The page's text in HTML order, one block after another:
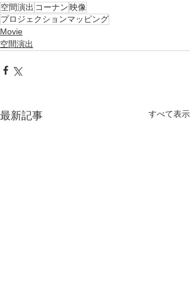
空間演出 コーナン映像
プロジェクションマッピング
Movie
空間演出
最新記事 すべて表示